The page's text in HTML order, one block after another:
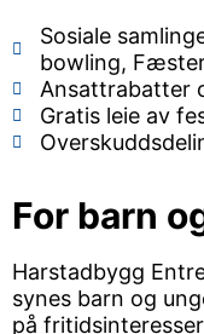
Sosiale
bowling,
Ansattrabatter
Gratis leie av
For barn
Harstadbygg
synes barn og
på